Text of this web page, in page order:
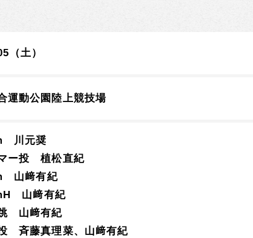
（土）
運動公園陸上競技場
川元奨
ー投 植松直紀
山﨑有紀
山﨑有紀
山﨑有紀
斉藤真理菜、山﨑有紀